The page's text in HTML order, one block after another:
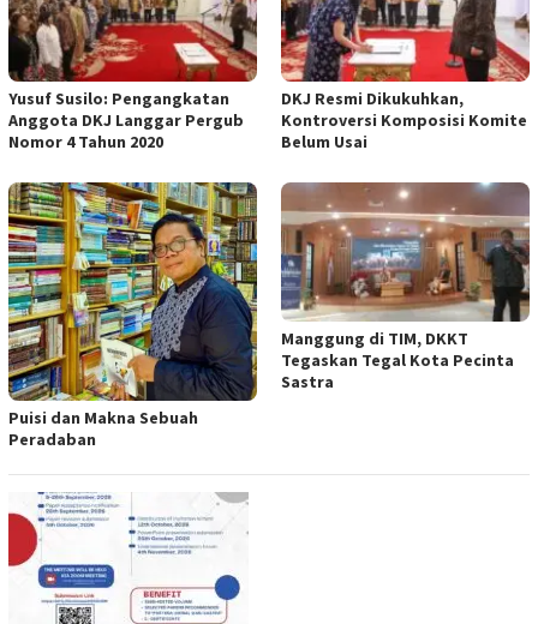
Yusuf Susilo: Pengangkatan
Anggota DKJ Langgar Pergub
Nomor 4 Tahun 2020
DKJ Resmi Dikukuhkan,
Kontroversi Komposisi Komite
Belum Usai
Puisi dan Makna Sebuah
Peradaban
Manggung di TIM, DKKT
Tegaskan Tegal Kota Pecinta
Sastra